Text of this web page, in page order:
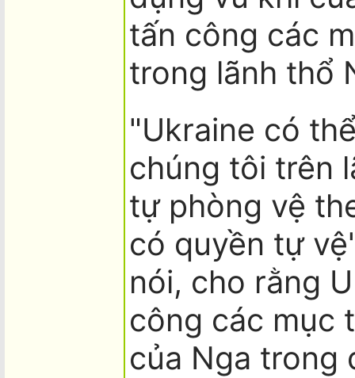
tấn công các
trong lãnh thổ
"Ukraine có
chúng tôi trên
tự phòng vệ
có quyền tự
nói, cho rằng
công các mục
của Nga trong